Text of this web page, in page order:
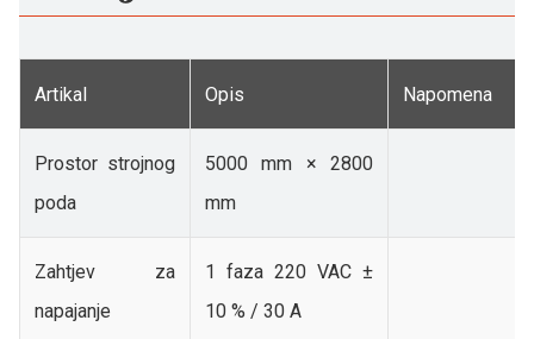
Artikal Opis Napomena
Prostor strojnog
poda
5000 mm × 2800
mm
Zahtjev za
napajanje
1 faza 220 VAC ±
10 % / 30 A